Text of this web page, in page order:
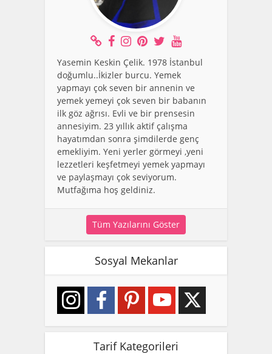
Yasemin Keskin Çelik. 1978 İstanbul
doğumlu..İkizler burcu. Yemek
yapmayı çok seven bir annenin ve
yemek yemeyi çok seven bir babanın
ilk göz ağrısı. Evli ve bir prensesin
annesiyim. 23 yıllık aktif çalışma
hayatımdan sonra şimdilerde genç
emekliyim. Yeni yerler görmeyi ,yeni
lezzetleri keşfetmeyi yemek yapmayı
ve paylaşmayı çok seviyorum.
Mutfağıma hoş geldiniz.
Tüm Yazılarını Göster
Sosyal Mekanlar
Tarif Kategorileri